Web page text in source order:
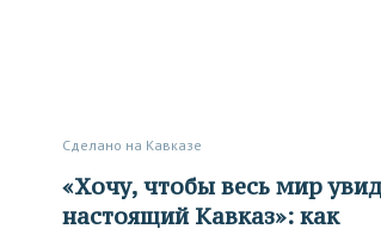
Сделано на Кавказе
«Хочу, чтобы весь мир увидел
настоящий Кавказ»: как